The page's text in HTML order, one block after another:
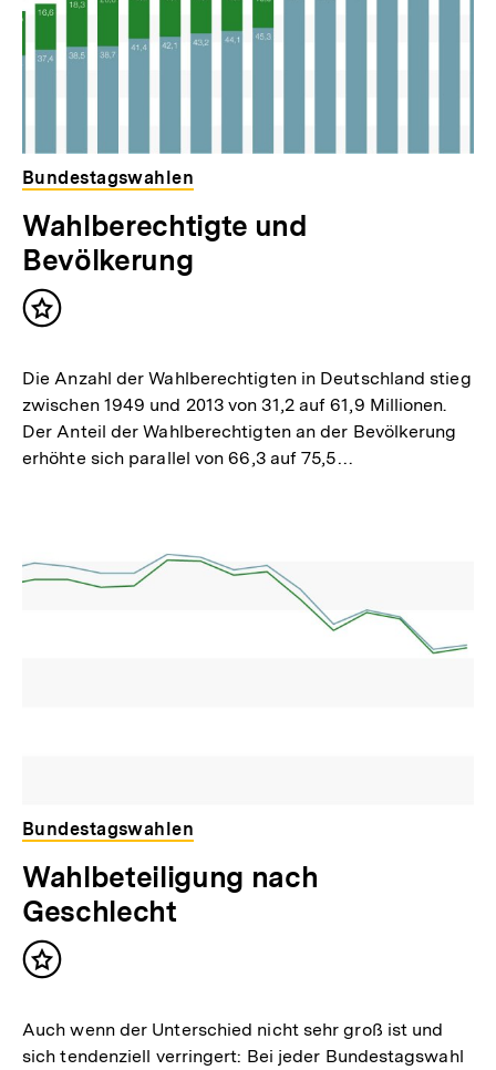
Bundestagswahlen
Wahlberechtigte und
Bevölkerung
Inhalt
Die Anzahl der Wahlberechtigten in Deutschland stieg
zwischen 1949 und 2013 von 31,2 auf 61,9 Millionen.
Der Anteil der Wahlberechtigten an der Bevölkerung
erhöhte sich parallel von 66,3 auf 75,5…
Bundestagswahlen
Wahlbeteiligung nach
Geschlecht
Inhalt
Auch wenn der Unterschied nicht sehr groß ist und
sich tendenziell verringert: Bei jeder Bundestagswahl